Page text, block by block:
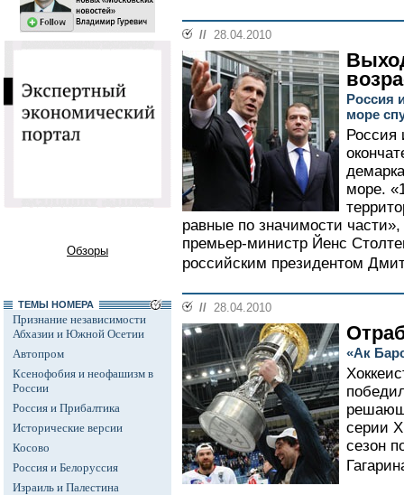
Обзоры
ТЕМЫ НОМЕРА
Признание независимости
Абхазии и Южной Осетии
Автопром
Ксенофобия и неофашизм в
России
Россия и Прибалтика
Исторические версии
Косово
Россия и Белоруссия
Израиль и Палестина
// 28.04.2010
Россия
море
Россия
море.
равные по значимости
премьер-министр Йенс
российским президентом
// 28.04.2010
«Ак
серии
сезон